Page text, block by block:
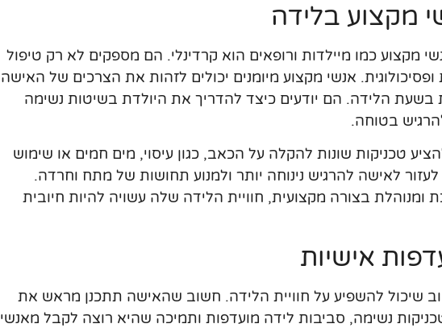
מקצוע בלידה
מקצוע כמו מיילדות ורופאים הוא קרדינלי. הם מספקים לא רק טיפול
אנשי מקצוע מיומנים יכולים לזהות את הצרכים של האישה
הלידה. הם יודעים כיצד להדריך את היולדת בשיטות נשימה
בטוחה.
טכניקות שונות להקלה על הכאב, כגון עיסוי, מים חמים או שימוש
לעזור לאישה להרגיש נינוחה יותר ולמנוע תחושות של מתח וחרדה.
בצורה מקצועית, חוויית הלידה שלה עשויה להיות חיובית
אישיות
שיכול להשפיע על חוויית הלידה. חשוב שהאישה תתכנן מראש את
נשימה, סביבות לידה מועדפות ותמיכה שהיא רוצה לקבל מאנשי